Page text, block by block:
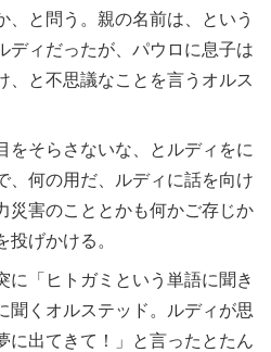
、と問う。親の名前は、という
ディだったが、パウロに息子は
、と不思議なことを言うオルス
をそらさないな、とルディをに
、何の用だ、ルディに話を向け
災害のこととかも何かご存じか
げかける。
に「ヒトガミという単語に聞き
聞くオルステッド。ルディが思
に出てきて！」と言ったとたん